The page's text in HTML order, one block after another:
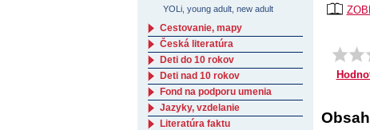
YOLi, young adult, new adult
Cestovanie, mapy
Česká literatúra
Deti do 10 rokov
Deti nad 10 rokov
Fond na podporu umenia
Jazyky, vzdelanie
Literatúra faktu